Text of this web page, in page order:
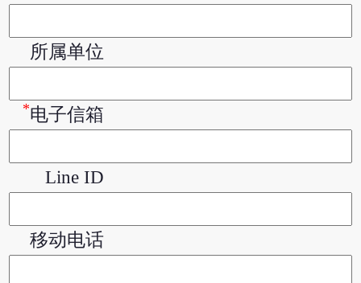
所属单位
*电子信箱
Line ID
移动电话